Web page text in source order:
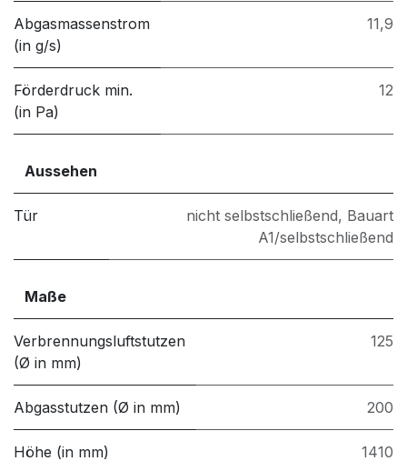
Abgasmassenstrom
(in g/s)
11,9
Förderdruck min.
(in Pa)
12
Aussehen
Tür nicht selbstschließend, Bauart
A1/selbstschließend
Maße
Verbrennungsluftstutzen
(Ø in mm)
125
Abgasstutzen (Ø in mm) 200
Höhe (in mm) 1410